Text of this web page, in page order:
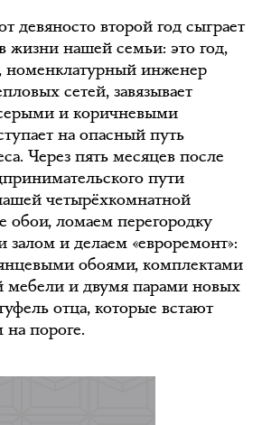
девяносто второй год сыграет
жизни нашей семьи: это год,
номенклатурный инженер
сетей, завязывает
и коричневыми
на опасный путь
Через пять месяцев после
пути
четырёхкомнатной
обои, ломаем перегородку
и делаем «евроремонт»:
обоями, комплектами
мебели и двумя парами новых
отца, которые встают
пороге.